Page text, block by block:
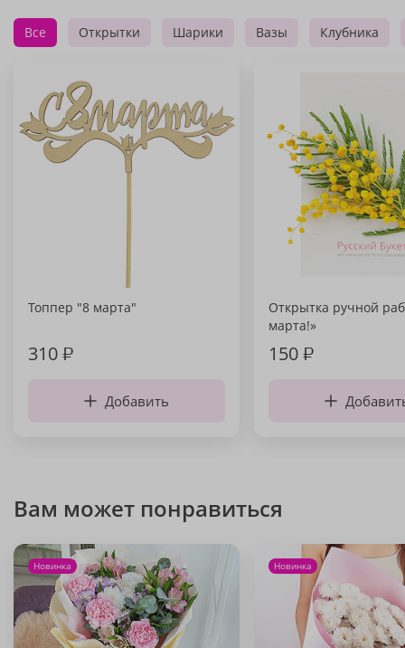
Все Открытки Шарики Вазы Клубника
Топпер "8 марта"
310₽
Добавить
Открытка ручной
марта!»
150₽
Вам может понравиться
Новинка Новинка